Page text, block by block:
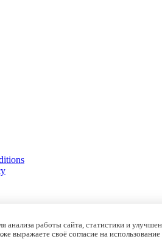
работы сайта, статистики и
выражаете своё согласие на использование